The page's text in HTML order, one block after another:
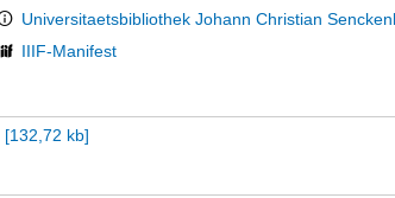
Universitaetsbibliothek Johann Christian
IIIF-Manifest
[132,72 kb]